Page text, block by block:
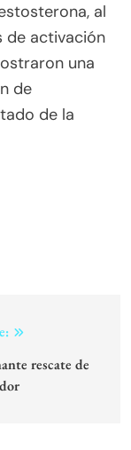
al
de activación
una
de
de la
rescate de